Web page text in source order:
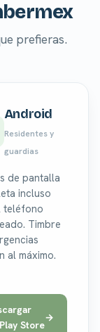
prefieras.
Android
Residentes y
guardias
de pantalla
incluso
teléfono
Timbre
al máximo.
Store